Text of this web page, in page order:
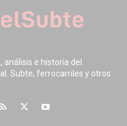
e historia del
Subte, ferrocarriles y otros